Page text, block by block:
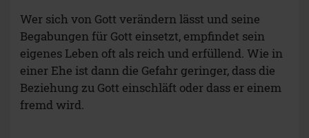
Wer sich von Gott verändern lässt und seine
Begabungen für Gott einsetzt, empfindet sein
eigenes Leben oft als reich und erfüllend. Wie in
einer Ehe ist dann die Gefahr geringer, dass die
Beziehung zu Gott einschläft oder dass er einem
fremd wird.